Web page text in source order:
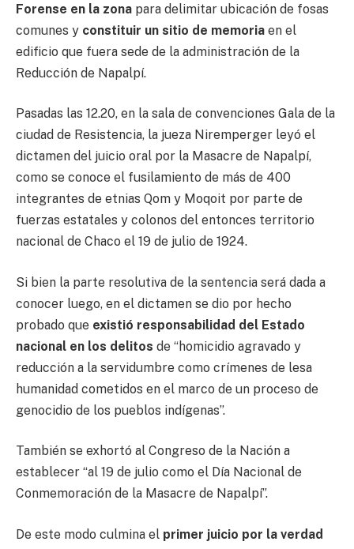
Forense en la zona para delimitar ubicación de fosas
comunes y constituir un sitio de memoria en el
edificio que fuera sede de la administración de la
Reducción de Napalpí.
Pasadas las 12.20, en la sala de convenciones Gala de la
ciudad de Resistencia, la jueza Niremperger leyó el
dictamen del juicio oral por la Masacre de Napalpí,
como se conoce el fusilamiento de más de 400
integrantes de etnias Qom y Moqoit por parte de
fuerzas estatales y colonos del entonces territorio
nacional de Chaco el 19 de julio de 1924.
Si bien la parte resolutiva de la sentencia será dada a
conocer luego, en el dictamen se dio por hecho
probado que existió responsabilidad del Estado
nacional en los delitos de “homicidio agravado y
reducción a la servidumbre como crímenes de lesa
humanidad cometidos en el marco de un proceso de
genocidio de los pueblos indígenas”.
También se exhortó al Congreso de la Nación a
establecer “al 19 de julio como el Día Nacional de
Conmemoración de la Masacre de Napalpí”.
De este modo culmina el primer juicio por la verdad